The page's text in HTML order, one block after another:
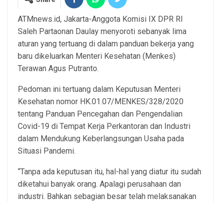
ATMnews.id, Jakarta-Anggota Komisi IX DPR RI
Saleh Partaonan Daulay menyoroti sebanyak lima
aturan yang tertuang di dalam panduan bekerja yang
baru dikeluarkan Menteri Kesehatan (Menkes)
Terawan Agus Putranto.
Pedoman ini tertuang dalam Keputusan Menteri
Kesehatan nomor HK.01.07/MENKES/328/2020
tentang Panduan Pencegahan dan Pengendalian
Covid-19 di Tempat Kerja Perkantoran dan Industri
dalam Mendukung Keberlangsungan Usaha pada
Situasi Pandemi.
“Tanpa ada keputusan itu, hal-hal yang diatur itu sudah
diketahui banyak orang. Apalagi perusahaan dan
industri. Bahkan sebagian besar telah melaksanakan